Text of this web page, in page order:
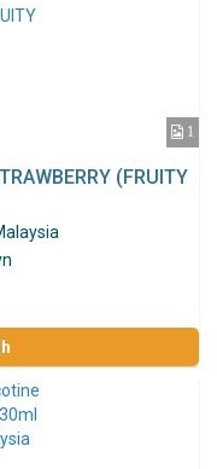
1
(FRUITY